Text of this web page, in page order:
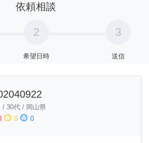
依頼相談
2
希望日時
3
送信
/ 30代 / 岡山県
sentiment_neutral 0 sentiment_dissatisfied 0